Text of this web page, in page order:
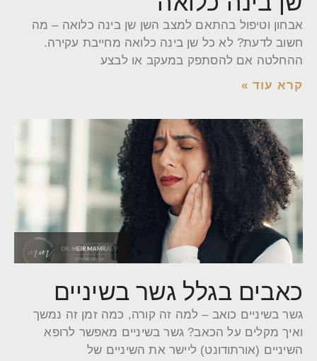
אבחון וטיפול בהתאם למצב השן שן בינה כלואה – מה
חשוב לדעת? לא כל שן בינה כלואה מחייבת עקירה.
ההחלטה אם להסתפק במעקב או לבצע
קרא עוד »
כאבים בגלל גשר בשיניים
גשר בשיניים כואב – למה זה קורה, כמה זמן זה נמשך
ואיך מקלים על הכאב? גשר בשיניים מאפשר לרופא
השיניים (אורתודונט) ליישר את השיניים של